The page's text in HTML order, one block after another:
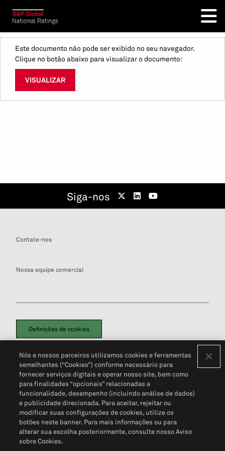
Este documento não pode ser exibido no seu navegador.
Clique no botão abaixo para visualizar o documento:
VISUALIZAR
Siga-nos
Contate-nos
Nossa equipe comercial
Definições de cookies
Política de PrivacidadePortal de privacidade do cliente (em inglês)
Não Venda Minhas Informações Pessoais© 2026 S&P Global
Nós e nossos parceiros utilizamos cookies e ferramentas
semelhantes (“Cookies”) conforme necessário para
fornecer serviços digitais e operar nosso site, bem como
para finalidades “opcionais” relacionadas a
funcionalidade, desempenho (incluindo análise de dados)
e publicidade direcionada. Para aceitar, rejeitar ou
modificar suas configurações de cookies, utilize os
botões neste banner. Para mais informações ou para
alterar sua escolha posteriormente, consulte nosso Aviso
sobre Cookies.